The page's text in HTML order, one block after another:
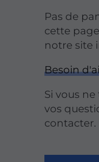
Pas de
cette
notre site
Besoin
Si vous
vos
contacter.